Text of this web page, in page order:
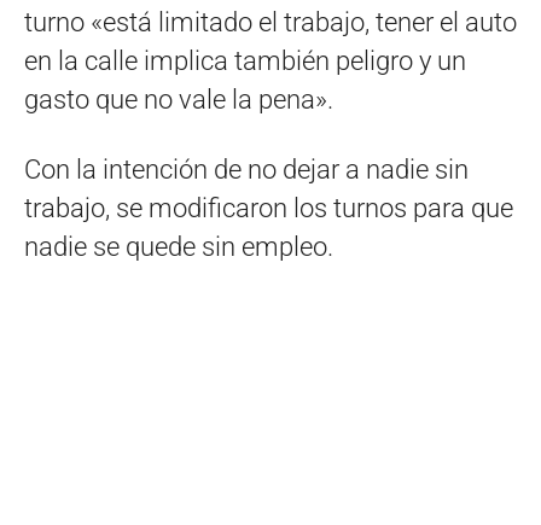
turno «está limitado el trabajo, tener el auto
en la calle implica también peligro y un
gasto que no vale la pena».
Con la intención de no dejar a nadie sin
trabajo, se modificaron los turnos para que
nadie se quede sin empleo.